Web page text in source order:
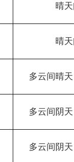
晴
晴
多云间晴
多云间阴
多云间阴